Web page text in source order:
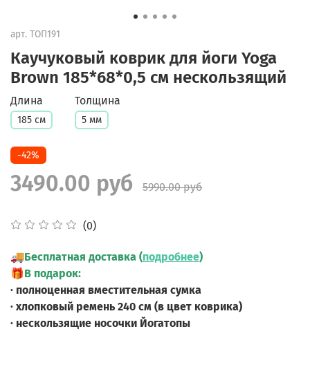
арт. ТОП191
Каучуковый коврик для йоги Yoga
Brown 185*68*0,5 см нескользящий
(0)
Длина
185 см
Толщина
5 мм
-42%
3490.00 руб 5990.00 руб
🚚Бесплатная доставка (подробнее)
🎁В подарок:
· полноценная вместительная сумка
· хлопковый ремень 240 см (в цвет коврика)
· нескользящие носочки Йогатопы